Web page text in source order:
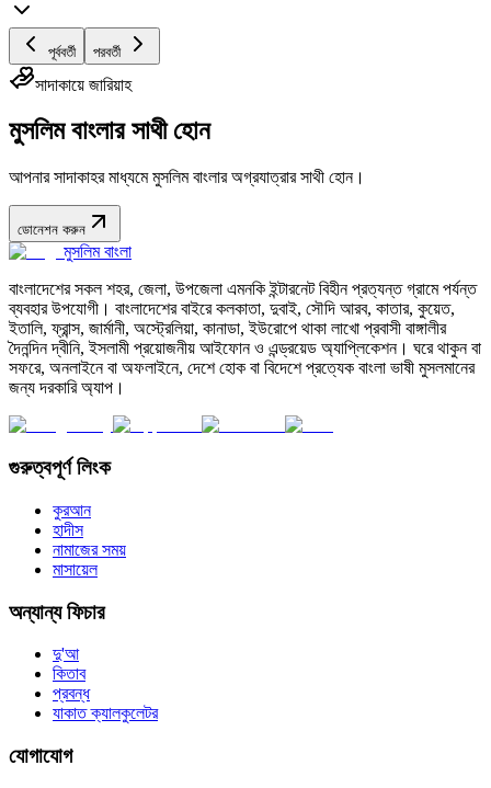
পূর্ববর্তী পরবর্তী
সাদাকায়ে জারিয়াহ
মুসলিম বাংলার সাথী হোন
আপনার সাদাকাহর মাধ্যমে মুসলিম বাংলার অগ্রযাত্রার সাথী হোন।
ডোনেশন করুন
মুসলিম বাংলা
বাংলাদেশের সকল শহর, জেলা, উপজেলা এমনকি ইন্টারনেট বিহীন প্রত্যন্ত গ্রামে পর্যন্ত
ব্যবহার উপযোগী। বাংলাদেশের বাইরে কলকাতা, দুবাই, সৌদি আরব, কাতার, কুয়েত,
ইতালি, ফ্রান্স, জার্মানী, অস্ট্রেলিয়া, কানাডা, ইউরোপে থাকা লাখো প্রবাসী বাঙ্গালীর
দৈনন্দিন দ্বীনি, ইসলামী প্রয়োজনীয় আইফোন ও এন্ড্রয়েড অ্যাপ্লিকেশন। ঘরে থাকুন বা
সফরে, অনলাইনে বা অফলাইনে, দেশে হোক বা বিদেশে প্রত্যেক বাংলা ভাষী মুসলমানের
জন্য দরকারি অ্যাপ।
গুরুত্বপূর্ণ লিংক
কুরআন
হাদীস
নামাজের সময়
মাসায়েল
অন্যান্য ফিচার
দু'আ
কিতাব
প্রবন্ধ
যাকাত ক্যালকুলেটর
যোগাযোগ